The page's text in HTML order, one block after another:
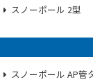
スノーポール 2型
スノーポール AP管